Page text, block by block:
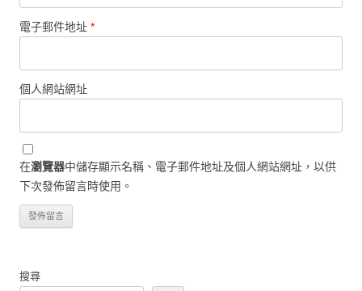
電子郵件地址 *
個人網站網址
在瀏覽器中儲存顯示名稱、電子郵件地址及個人網站網址，以供
下次發佈留言時使用。
搜尋